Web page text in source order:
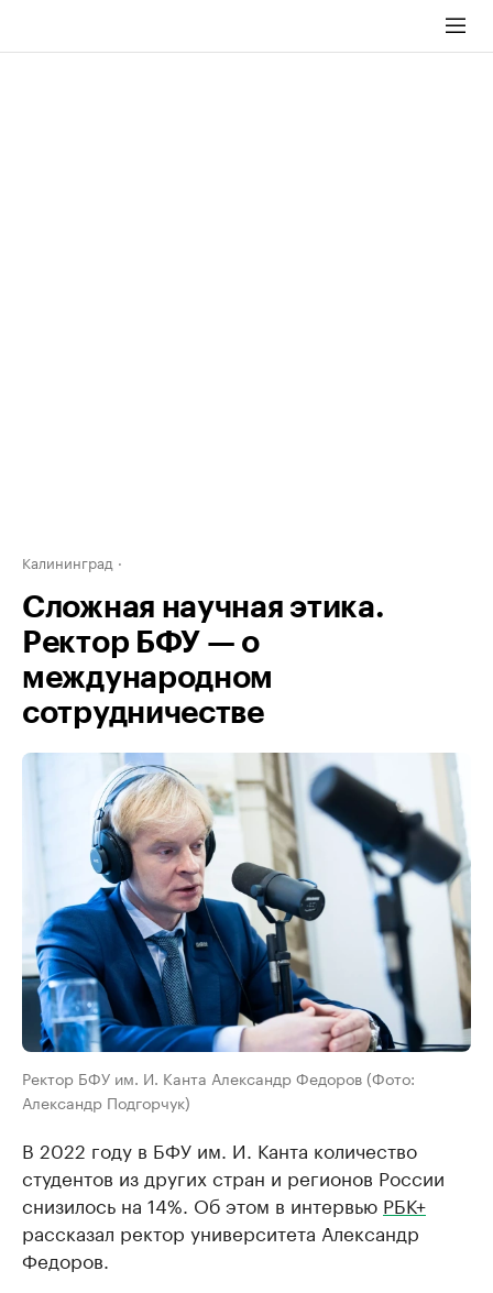
Калининград
Сложная научная этика.
Ректор БФУ — о
международном
сотрудничестве
Ректор БФУ им. И. Канта Александр Федоров (Фото:
Александр Подгорчук)
В 2022 году в БФУ им. И. Канта количество
студентов из других стран и регионов России
снизилось на 14%. Об этом в интервью РБК+
рассказал ректор университета Александр
Федоров.